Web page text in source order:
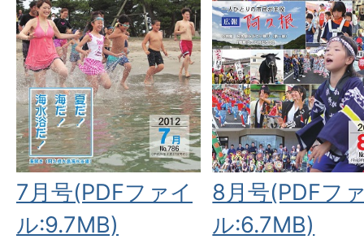
7月号(PDFファイ
ル:9.7MB)
8月号(PDFフ
ル:6.7MB)